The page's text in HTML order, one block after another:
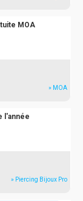
MOA
» MOA
l'année
» Piercing Bijoux Pro